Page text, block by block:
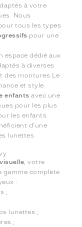
à votre
Nous
tous les types
pour une
espace dédié aux
à diverses
des montures Le
et style.
enfants avec une
pour les plus
les enfants.
d'une
lunettes
, votre
gamme complète
:
;
lunettes ;
;